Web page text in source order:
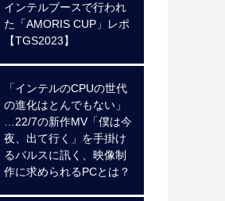
インテルブースで行われ
た「AMORIS CUP」レポ
【TGS2023】
「インテルのCPUの世代
の進化はとんでもない」
…22/7の新作MV「僕は今
夜、出て行く」を手掛け
るバルスに訊く、映像制
作に求められるPCとは？